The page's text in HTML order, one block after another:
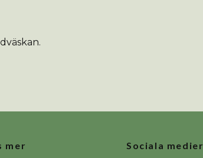
mer Sociala medier